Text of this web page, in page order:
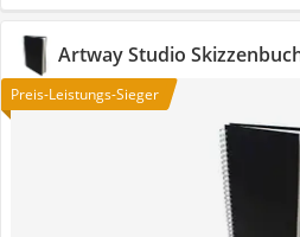
Artway Studio
Preis-Leistungs-Sieger